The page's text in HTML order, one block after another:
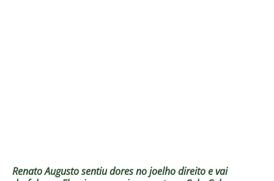
Renato Augusto sentiu dores no joelho direito e vai